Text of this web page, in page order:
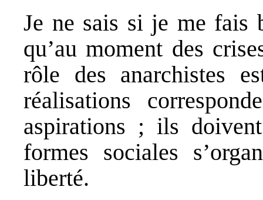
Je ne sais si je me fais
qu’au moment des
rôle des anarchistes
réalisations
aspirations ; ils
formes sociales
liberté.